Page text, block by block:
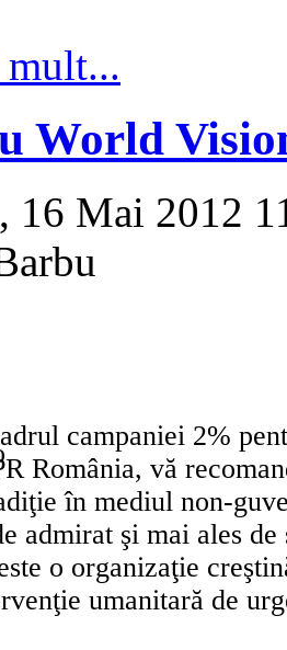
mult...
World
16 Mai 2012
campaniei 2%
România, vă
în mediul non-
admirat şi mai ales
o organizaţie
umanitară de